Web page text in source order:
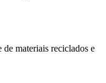
materiais reciclados e